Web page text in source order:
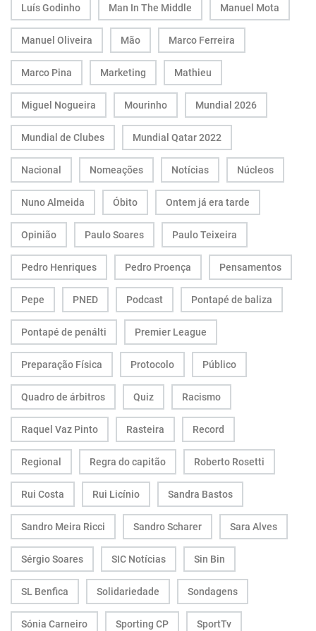
Luís Godinho Man In The Middle Manuel Mota
Manuel Oliveira Mão Marco Ferreira
Marco Pina Marketing Mathieu
Miguel Nogueira Mourinho Mundial 2026
Mundial de Clubes Mundial Qatar 2022
Nacional Nomeações Notícias Núcleos
Nuno Almeida Óbito Ontem já era tarde
Opinião Paulo Soares Paulo Teixeira
Pedro Henriques Pedro Proença Pensamentos
Pepe PNED Podcast Pontapé de baliza
Pontapé de penálti Premier League
Preparação Física Protocolo Público
Quadro de árbitros Quiz Racismo
Raquel Vaz Pinto Rasteira Record
Regional Regra do capitão Roberto Rosetti
Rui Costa Rui Licínio Sandra Bastos
Sandro Meira Ricci Sandro Scharer Sara Alves
Sérgio Soares SIC Notícias Sin Bin
SL Benfica Solidariedade Sondagens
Sónia Carneiro Sporting CP SportTv